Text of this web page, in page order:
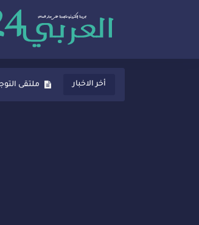
أخر الاخبار
ثانوية
ملتقى